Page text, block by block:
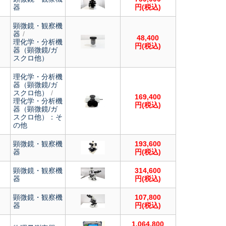
器
円(税込)
顕微鏡・観察機
器
理化学・分析機
器（顕微鏡/ガ
スクロ他）
48,400
円(税込)
理化学・分析機
器（顕微鏡/ガ
スクロ他）
理化学・分析機
器（顕微鏡/ガ
スクロ他）：そ
の他
169,400
円(税込)
顕微鏡・観察機
器
193,600
円(税込)
顕微鏡・観察機
器
314,600
円(税込)
顕微鏡・観察機
器
107,800
円(税込)
1,064,800